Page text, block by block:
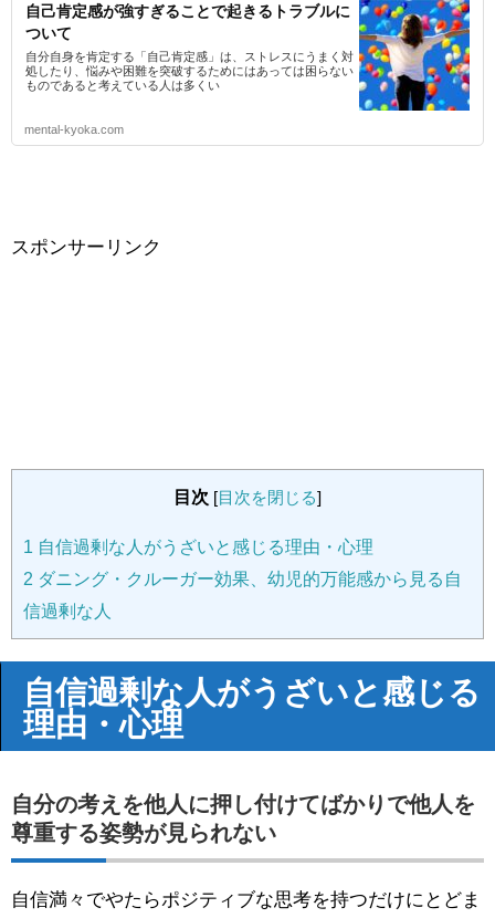
自己肯定感が強すぎることで起きるトラブルに
ついて
自分自身を肯定する「自己肯定感」は、ストレスにうまく対
処したり、悩みや困難を突破するためにはあっては困らない
ものであると考えている人は多くい
mental-kyoka.com
スポンサーリンク
目次 [目次を閉じる]
1 自信過剰な人がうざいと感じる理由・心理
2 ダニング・クルーガー効果、幼児的万能感から見る自
信過剰な人
自信過剰な人がうざいと感じる
理由・心理
自分の考えを他人に押し付けてばかりで他人を
尊重する姿勢が見られない
自信満々でやたらポジティブな思考を持つだけにとどま